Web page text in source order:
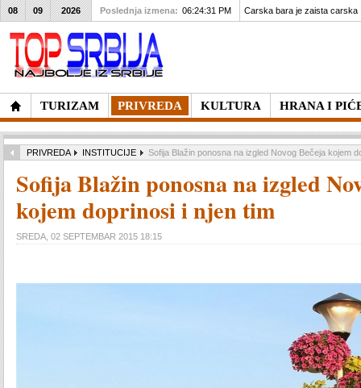
TURIZAM PRIVREDA KULTURA HRANA I
08 09 2026 Poslednja izmena: 06:24:31 PM Carska bara je zaista carska
PRIVREDA INSTITUCIJE Sofija Blažin ponosna na izgled Novog Bečeja kojem
Sofija Blažin ponosna na izgled
kojem doprinosi i njen tim
SREDA, 02 SEPTEMBAR 2015 18:15